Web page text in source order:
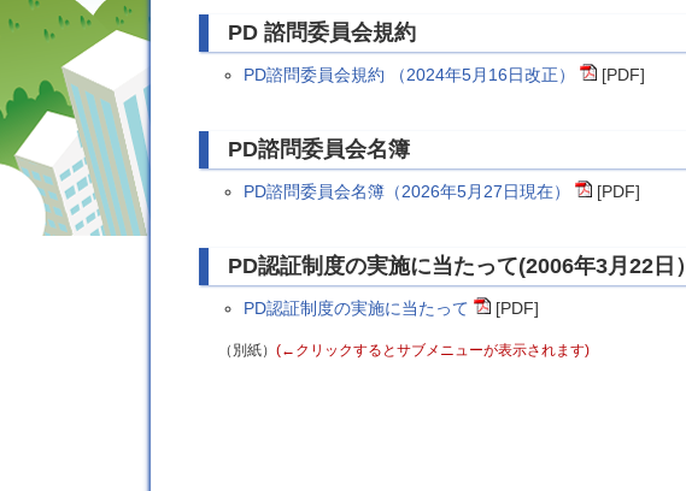
PD 諮問委員会規約
PD諮問委員会規約 （2024年5月16日改正） [PDF]
PD諮問委員会名簿
PD諮問委員会名簿（2026年5月27日現在） [PDF]
PD認証制度の実施に当たって(2006年3月22日）
PD認証制度の実施に当たって [PDF]
（別紙） (←クリックするとサブメニューが表示されます)